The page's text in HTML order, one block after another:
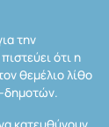
την
ότι η
θεμέλιο λίθο
δημοτών.